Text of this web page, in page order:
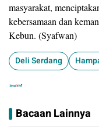
masyarakat,
kebersamaan dan
Kebun. (Syafwan)
Deli Serdang
Bacaan Lainnya